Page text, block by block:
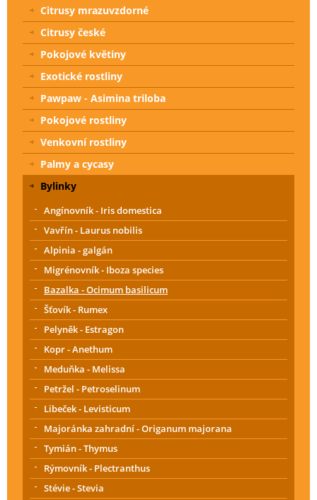
Citrusy mrazuvzdorné
Citrusy české
Pokojové květiny
Exotické rostliny
Pawpaw - Asimina triloba
Pokojové rostliny
Venkovní rostliny
Palmy a cycasy
Bylinky
Angínovník - Iris domestica
Vavřín - Laurus nobilis
Alpinia - galgán
Migrénovník - Iboza species
Bazalka - Ocimum basilicum
Šťovík - Rumex
Pelyněk - Estragon
Kopr - Anethum
Meduňka - Melissa
Petržel - Petroselinum
Libeček - Levisticum
Majoránka zahradní - Origanum majorana
Tymián - Thymus
Rýmovník - Plectranthus
Stévie - Stevia